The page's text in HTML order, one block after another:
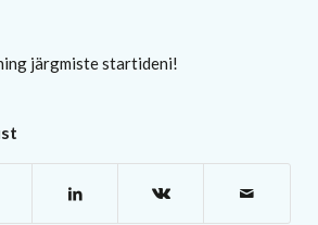
järgmiste startideni!